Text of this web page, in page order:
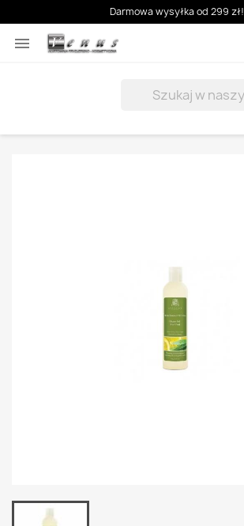
Darmowa wysyłka od 299 zł!
